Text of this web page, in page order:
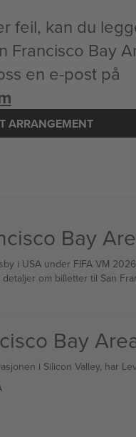
feil, kan du
Francisco Bay
en e-post på
ARRANGEMENT
Bay
i USA under FIFA VM
om billetter til San
Bay
i Silicon Valley, har